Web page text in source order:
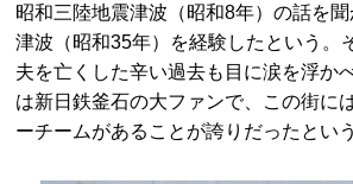
昭和三陸地震津波（昭和8年）の話を
津波（昭和35年）を経験したという。
夫を亡くした辛い過去も目に涙を浮か
は新日鉄釜石の大ファンで、この街に
ーチームがあることが誇りだったという